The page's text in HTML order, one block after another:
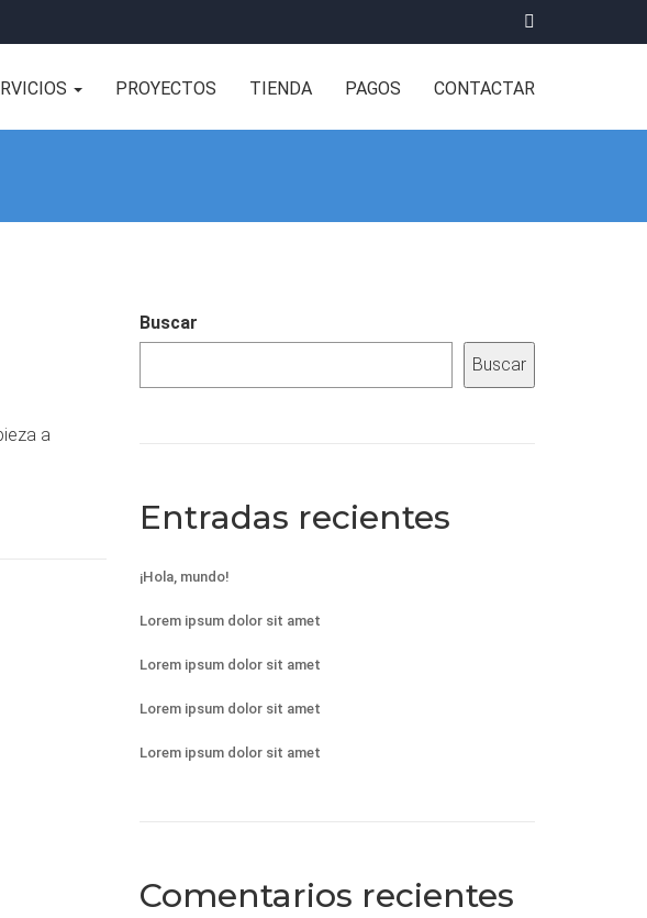
PROYECTOS TIENDA PAGOS CONTACTAR
a
Buscar
Buscar
Entradas recientes
¡Hola, mundo!
Lorem ipsum dolor sit amet
Lorem ipsum dolor sit amet
Lorem ipsum dolor sit amet
Lorem ipsum dolor sit amet
Comentarios recientes